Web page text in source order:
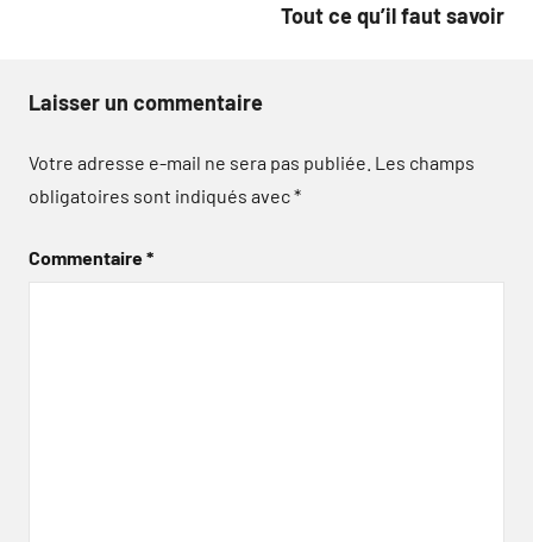
Tout ce qu’il faut savoir
Laisser un commentaire
Votre adresse e-mail ne sera pas publiée. Les champs
obligatoires sont indiqués avec*
Commentaire*